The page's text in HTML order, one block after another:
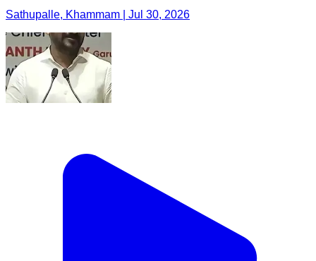
Sathupalle, Khammam | Jul 30, 2026